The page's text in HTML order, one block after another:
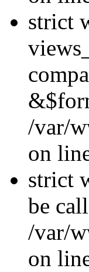
strict
/var/
on
strict
be
/var/
on